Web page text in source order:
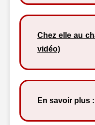
Chez elle au
vidéo)
En savoir plus :